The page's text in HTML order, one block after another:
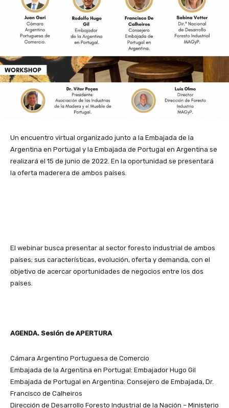
Un encuentro virtual organizado junto a la Embajada de la
Argentina en Portugal y la Embajada de Portugal en Argentina se
realizará el 15 de junio de 2022. En la oportunidad se presentará
la oferta maderera de ambos países.
El webinar busca presentar al sector foresto industrial de ambos
países; sus características, evolución, oferta y demanda, con el
objetivo de acercar oportunidades de negocios entre los dos
países.
AGENDA. Sesión de APERTURA
Cámara Argentino Portuguesa de Comercio
Embajada de la Argentina en Portugal: Embajador Hugo Gil
Embajada de Portugal en Argentina: Consejero de Embajada, Dr.
Francisco de Calheiros
Dirección de Desarrollo Foresto Industrial de la Nación – Ministerio